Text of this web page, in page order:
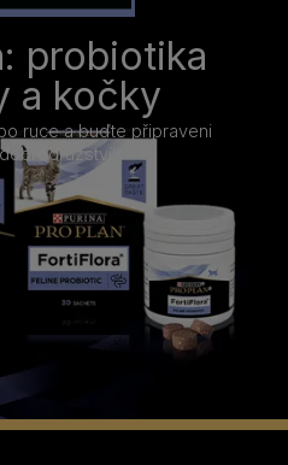
probiotika
a kočky
ruce a buďte připraveni